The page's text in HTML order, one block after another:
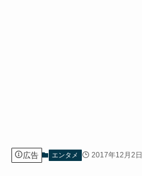
広告 エンタメ 2017年12月2日